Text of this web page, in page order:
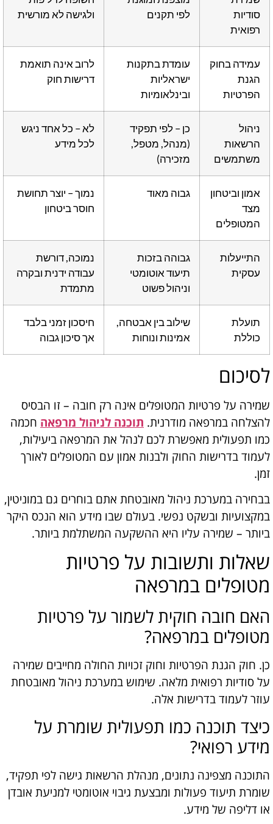
סודיות
רפואית
לפי תקנים
ולגישה לא מורשית
עמידה בחוק
הגנת
הפרטיות
עומדת בתקנות
ישראליות
ובינלאומיות
לרוב אינה תואמת
דרישות חוק
ניהול
הרשאות
משתמשים
כן – לפי תפקיד
(מנהל, מטפל,
מזכירה)
לא – כל אחד ניגש
לכל מידע
אמון וביטחון
מצד
המטופלים
גבוה מאוד
נמוך – יוצר תחושת
חוסר ביטחון
התייעלות
עסקית
גבוהה בזכות
תיעוד אוטומטי
וניהול פשוט
נמוכה, דורשת
עבודה ידנית ובקרה
מתמדת
תועלת
כוללת
שילוב בין אבטחה,
אמינות ונוחות
חיסכון זמני בלבד
אך סיכון גבוה
לסיכום
שמירה על פרטיות המטופלים אינה רק חובה – זו הבסיס
להצלחה במרפאה מודרנית. תוכנה לניהול מרפאה חכמה
כמו תפעולית מאפשרת לכם לנהל את המרפאה ביעילות,
לעמוד בדרישות החוק ולבנות אמון עם המטופלים לאורך
זמן.
בבחירה במערכת ניהול מאובטחת אתם בוחרים גם במוניטין,
במקצועיות ובשקט נפשי. בעולם שבו מידע הוא הנכס היקר
ביותר – שמירה עליו היא ההשקעה המשתלמת ביותר.
שאלות ותשובות על פרטיות
מטופלים במרפאה
האם חובה חוקית לשמור על פרטיות
מטופלים במרפאה?
כן. חוק הגנת הפרטיות וחוק זכויות החולה מחייבים שמירה
על סודיות רפואית מלאה. שימוש במערכת ניהול מאובטחת
עוזר לעמוד בדרישות אלה.
כיצד תוכנה כמו תפעולית שומרת על
מידע רפואי?
התוכנה מצפינה נתונים, מנהלת הרשאות גישה לפי תפקיד,
שומרת תיעוד פעולות ומבצעת גיבוי אוטומטי למניעת אובדן
או דליפה של מידע.